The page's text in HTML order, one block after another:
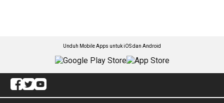
Unduh Mobile Apps untuk iOS dan Android